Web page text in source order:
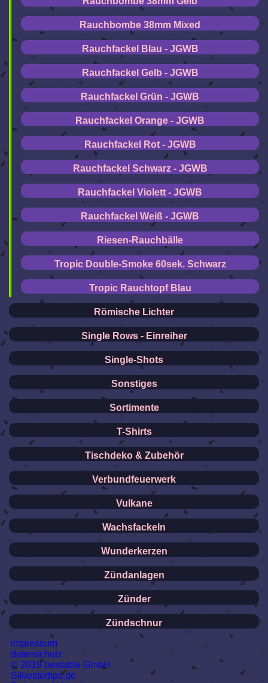
Rauchbombe 38mm Mixed
Rauchfackel Blau - JGWB
Rauchfackel Gelb - JGWB
Rauchfackel Grün - JGWB
Rauchfackel Orange - JGWB
Rauchfackel Rot - JGWB
Rauchfackel Schwarz - JGWB
Rauchfackel Violett - JGWB
Rauchfackel Weiß - JGWB
Riesen-Rauchbälle
Tropic Double-Smoke 60sek. Schwarz
Tropic Rauchtopf Blau
Römische Lichter
Single Rows - Einreiher
Single-Shots
Sonstiges
Sortimente
T-Shirts
Tischdeko & Zubehör
Verbundfeuerwerk
Vulkane
Wachsfackeln
Wunderkerzen
Zündanlagen
Zünder
Zündschnur
impressum
datenschutz
© 2019 bestable GmbH
Silvestertips.de